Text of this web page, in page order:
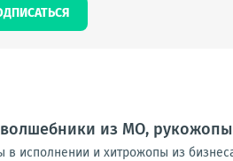
волшебники из МО,
исполнении и хитрожопы из